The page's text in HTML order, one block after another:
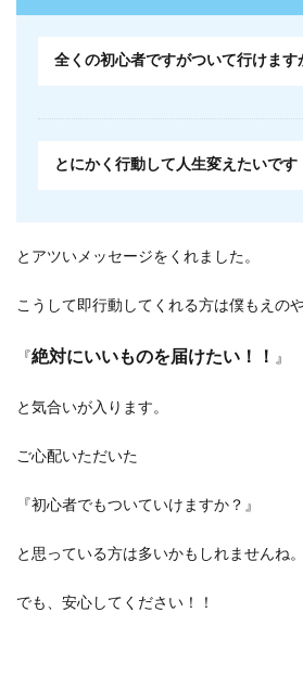
全くの初心者ですがついて行けます
とにかく行動して人生変えたいです
とアツいメッセージをくれました。
こうして即行動してくれる方は僕もえの
『 絶対にいいものを届けたい！！ 』
と気合いが入ります。
ご心配いただいた
『初心者でもついていけますか？』
と思っている方は多いかもしれませんね。
でも、安心してください！！